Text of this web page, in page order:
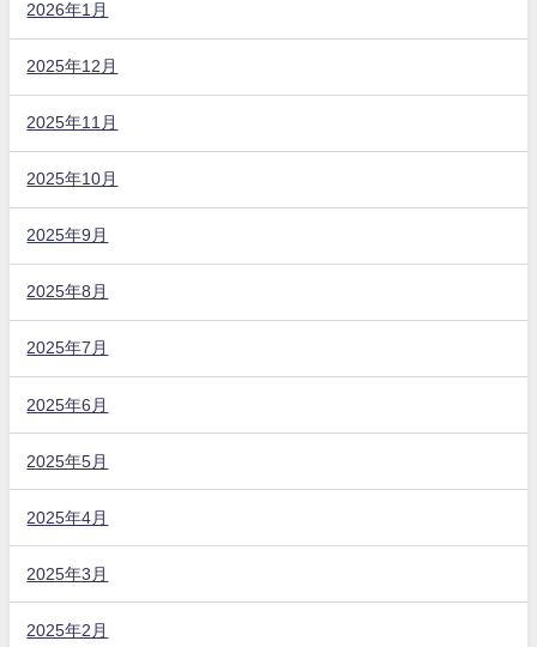
2026年1月
2025年12月
2025年11月
2025年10月
2025年9月
2025年8月
2025年7月
2025年6月
2025年5月
2025年4月
2025年3月
2025年2月